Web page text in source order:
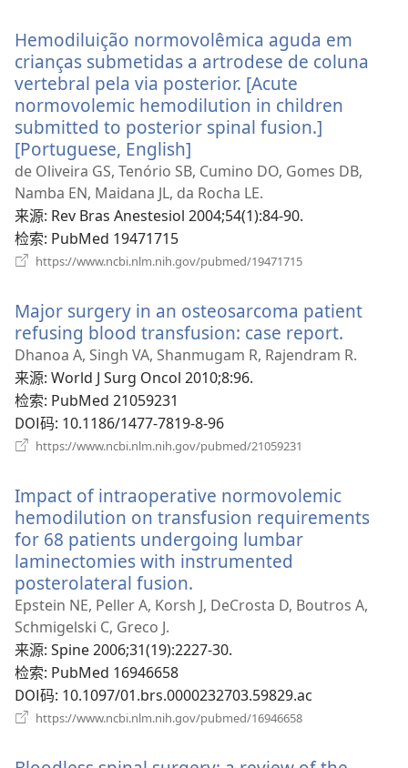
窗
口）
Hemodiluição normovolêmica aguda em
crianças submetidas a artrodese de coluna
vertebral pela via posterior. [Acute
normovolemic hemodilution in children
submitted to posterior spinal fusion.]
[Portuguese, English]
开
新
窗
de Oliveira GS, Tenório SB, Cumino DO, Gomes DB,
Namba EN, Maidana JL, da Rocha LE.
来源‎: Rev Bras Anestesiol 2004;54(1):84-90.
检索‎: PubMed 19471715
https://www.ncbi.nlm.nih.gov/pubmed/19471715
窗
口）
Major surgery in an osteosarcoma patient
refusing blood transfusion: case report.
开
Dhanoa A, Singh VA, Shanmugam R, Rajendram R.
来源‎: World J Surg Oncol 2010;8:96.
检索‎: PubMed 21059231
DOI码‎: 10.1186/1477-7819-8-96
https://www.ncbi.nlm.nih.gov/pubmed/21059231
窗
口）
Impact of intraoperative normovolemic
hemodilution on transfusion requirements
for 68 patients undergoing lumbar
laminectomies with instrumented
posterolateral fusion.
开
窗
Epstein NE, Peller A, Korsh J, DeCrosta D, Boutros A,
Schmigelski C, Greco J.
来源‎: Spine 2006;31(19):2227-30.
检索‎: PubMed 16946658
DOI码‎: 10.1097/01.brs.0000232703.59829.ac
https://www.ncbi.nlm.nih.gov/pubmed/16946658